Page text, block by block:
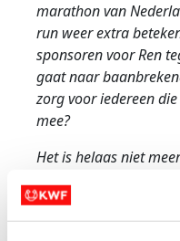
marathon van
run weer extra
sponsoren voor Ren
gaat naar
zorg voor iedereen
mee?
Het is helaas niet
marathhon. Je kunt
als je in bezit bent